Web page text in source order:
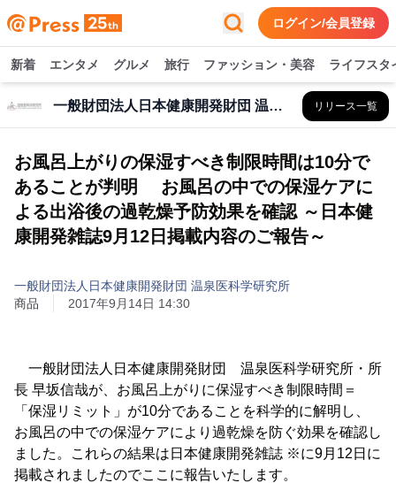
ログイン/会員登録
新着 エンタメ グルメ 旅行 ファッション・美容 ライフスタ
一般財団法人日本健康開発財団 温泉医科学研究所 リリース一覧
お風呂上がりの保湿すべき制限時間は10分で
あることが判明 お風呂の中での保湿ケアに
よる出浴後の過乾燥予防効果を確認 ～日本健
康開発雑誌9月12日掲載内容のご報告～
一般財団法人日本健康開発財団 温泉医科学研究所
商品
2017年9月14日 14:30
一般財団法人日本健康開発財団 温泉医科学研究所・所
長 早坂信哉が、お風呂上がりに保湿すべき制限時間＝
「保湿リミット」が10分であることを科学的に解明し、
お風呂の中での保湿ケアにより過乾燥を防ぐ効果を確認し
ました。これらの結果は日本健康開発雑誌 ※に9月12日に
掲載されましたのでここに報告いたします。